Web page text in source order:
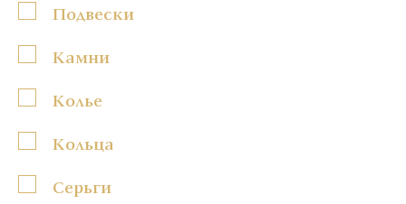
Подвески
Камни
Колье
Кольца
Серьги